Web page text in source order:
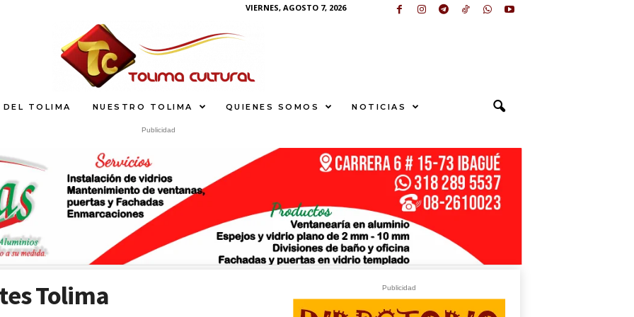
VIERNES, AGOSTO 7, 2026
DEL TOLIMA NUESTRO TOLIMA QUIENES SOMOS NOTICIAS
Publicidad
S
WhatsApp +573249605958
Tolima Publicidad